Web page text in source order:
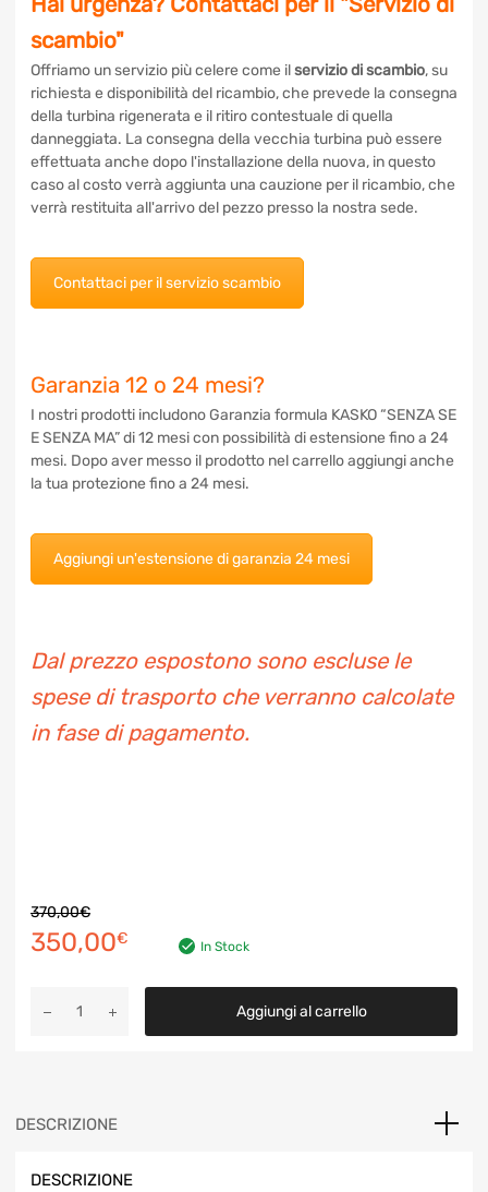
Hai urgenza? Contattaci per il "Servizio
di scambio"
Offriamo un servizio più celere come ilservizio di scambio,
su richiesta e disponibilità del ricambio, che prevede la
consegna della turbina rigenerata e il ritiro contestuale di
quella danneggiata. La consegna della vecchia turbina può
essere effettuata anche dopo l'installazione della nuova, in
questo caso al costo verrà aggiunta una cauzione per il
nostra sede.
Garanzia 12 o 24 mesi?
I nostri prodotti includono Garanzia formula KASKO “SENZA
SE E SENZA MA” di 12 mesi con possibilità di estensione fino
anche la tua protezione fino a 24 mesi.
Dal prezzo espostono sono escluse le
spese di trasporto che verranno
370,00€
prezzo
370,00€.
In Stock
Bmw
118,
DESCRIZIONE